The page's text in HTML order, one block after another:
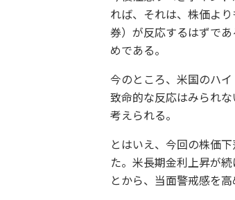
れば、それは、株価よ
券）が反応するはずで
めである。
今のところ、米国のハ
致命的な反応はみられ
考えられる。
とはいえ、今回の株価
た。米長期金利上昇が
とから、当面警戒感を高